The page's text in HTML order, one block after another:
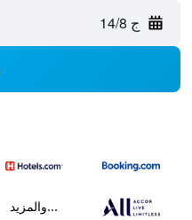
ج 14/8
...والمزيد